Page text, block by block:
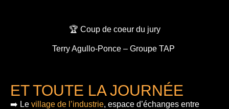
🏆 Coup de coeur du jury
Terry Agullo-Ponce – Groupe TAP
ET TOUTE LA JOURNÉE
➡️ Le village de l’industrie, espace d’échanges entre